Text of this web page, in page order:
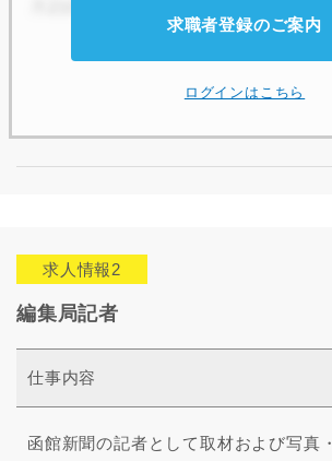
求職者登録のご案内
ログインはこちら
求人情報2
編集局記者
仕事内容
函館新聞の記者として取材および写真